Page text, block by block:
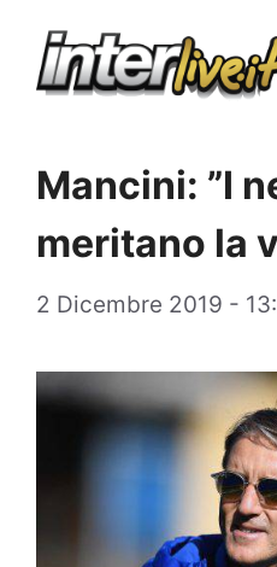
Mancini: ”I
meritano la
2 Dicembre 2019 -